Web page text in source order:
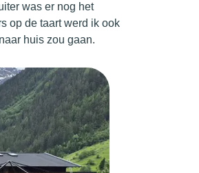
was er nog het
op de taart werd ik ook
huis zou gaan.